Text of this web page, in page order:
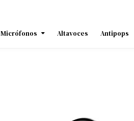
Micrófonos Altavoces Antipops